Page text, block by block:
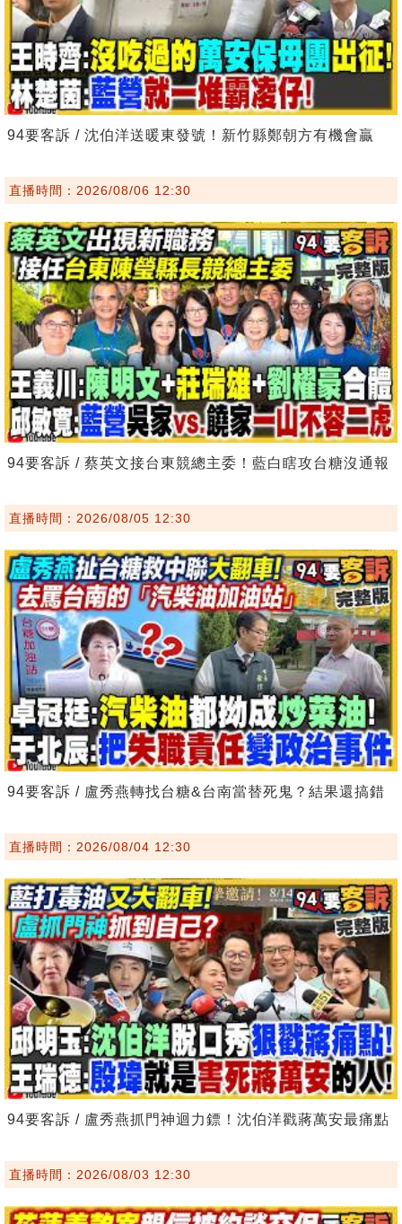
94要客訴 / 沈伯洋送暖東發號！新竹縣鄭朝方有機會贏
直播時間：2026/08/06 12:30
94要客訴 / 蔡英文接台東競總主委！藍白瞎攻台糖沒通報
直播時間：2026/08/05 12:30
94要客訴 / 盧秀燕轉找台糖&台南當替死鬼？結果還搞錯
直播時間：2026/08/04 12:30
94要客訴 / 盧秀燕抓門神迴力鏢！沈伯洋戳蔣萬安最痛點
直播時間：2026/08/03 12:30